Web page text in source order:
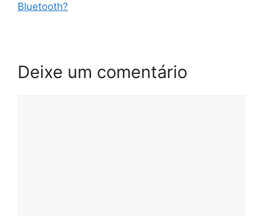
Bluetooth?
Deixe um comentário